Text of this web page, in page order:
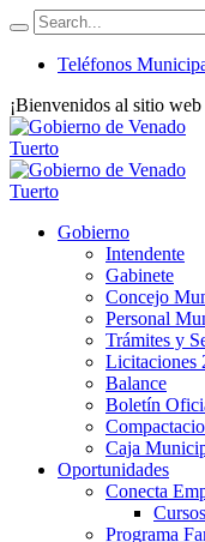
Teléfonos
¡Bienvenidos al sitio
Gobierno
Intendente
Gabinete
Concejo
Personal
Trámites y
Licitaciones
Balance
Boletín
Caja
Oportunidades
Conecta
Cursos
Programa